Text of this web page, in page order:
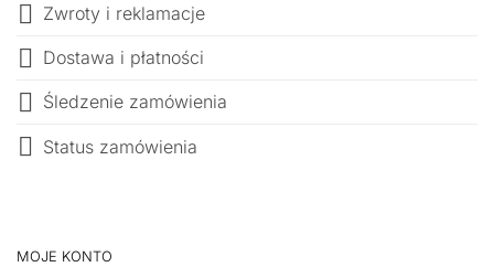
Zwroty i reklamacje
Dostawa i płatności
Śledzenie zamówienia
Status zamówienia
MOJE KONTO